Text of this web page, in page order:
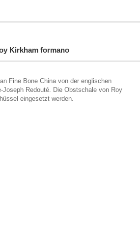
Kirkham formano
Fine Bone China von der englischen
Redouté. Die Obstschale von Roy
eingesetzt werden.